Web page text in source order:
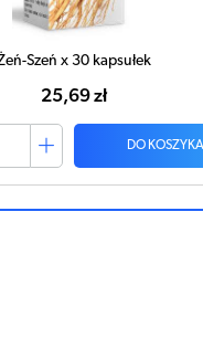
Szeń x 30 kapsułek
25,69 zł
DO KOSZYKA